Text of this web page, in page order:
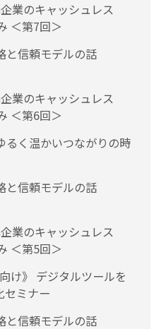
業のキャッシュレス
＜第7回＞
と信頼モデルの話
業のキャッシュレス
＜第6回＞
るく温かいつながりの時
と信頼モデルの話
業のキャッシュレス
＜第5回＞
け》 デジタルツールを
セミナー
と信頼モデルの話